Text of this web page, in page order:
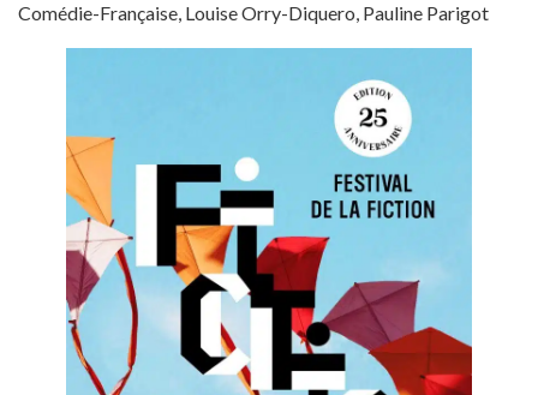
Comédie-Française, Louise Orry-Diquero, Pauline Parigot